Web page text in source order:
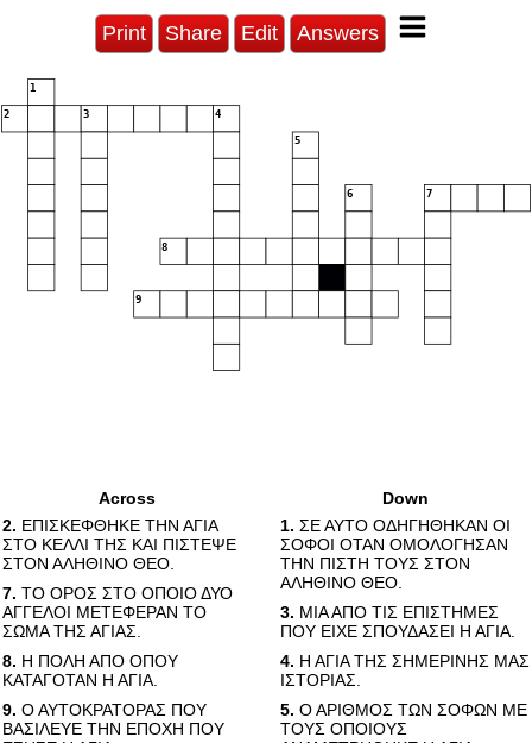
Print Share Edit Answers
1
2 3 4
5
6 7
8
9
Across
2. ΕΠΙΣΚΕΦΘΗΚΕ ΤΗΝ ΑΓΙΑ
ΣΤΟ ΚΕΛΛΙ ΤΗΣ ΚΑΙ ΠΙΣΤΕΨΕ
ΣΤΟΝ ΑΛΗΘΙΝΟ ΘΕΟ.
7. ΤΟ ΟΡΟΣ ΣΤΟ ΟΠΟΙΟ ΔΥΟ
ΑΓΓΕΛΟΙ ΜΕΤΕΦΕΡΑΝ ΤΟ
ΣΩΜΑ ΤΗΣ ΑΓΙΑΣ.
8. Η ΠΟΛΗ ΑΠΟ ΟΠΟΥ
ΚΑΤΑΓΟΤΑΝ Η ΑΓΙΑ.
9. Ο ΑΥΤΟΚΡΑΤΟΡΑΣ ΠΟΥ
ΒΑΣΙΛΕΥΕ ΤΗΝ ΕΠΟΧΗ ΠΟΥ
Down
1. ΣΕ ΑΥΤΟ ΟΔΗΓΗΘΗΚΑΝ ΟΙ
ΣΟΦΟΙ ΟΤΑΝ ΟΜΟΛΟΓΗΣΑΝ
ΤΗΝ ΠΙΣΤΗ ΤΟΥΣ ΣΤΟΝ
ΑΛΗΘΙΝΟ ΘΕΟ.
3. ΜΙΑ ΑΠΟ ΤΙΣ ΕΠΙΣΤΗΜΕΣ
ΠΟΥ ΕΙΧΕ ΣΠΟΥΔΑΣΕΙ Η ΑΓΙΑ.
4. Η ΑΓΙΑ ΤΗΣ ΣΗΜΕΡΙΝΗΣ ΜΑΣ
ΙΣΤΟΡΙΑΣ.
5. Ο ΑΡΙΘΜΟΣ ΤΩΝ ΣΟΦΩΝ ΜΕ
ΤΟΥΣ ΟΠΟΙΟΥΣ